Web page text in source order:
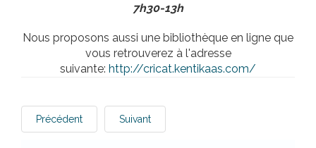
7h30-13h
Nous proposons aussi une bibliothèque en ligne que
vous retrouverez à l'adresse
suivante: http://cricat.kentikaas.com/
Précédent Suivant